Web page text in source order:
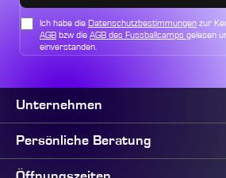
Ich habe die Datenschutzbestimmungen zur
AGB bzw die AGB des Fussballcamps gelesen
einverstanden.
Unternehmen
Persönliche Beratung